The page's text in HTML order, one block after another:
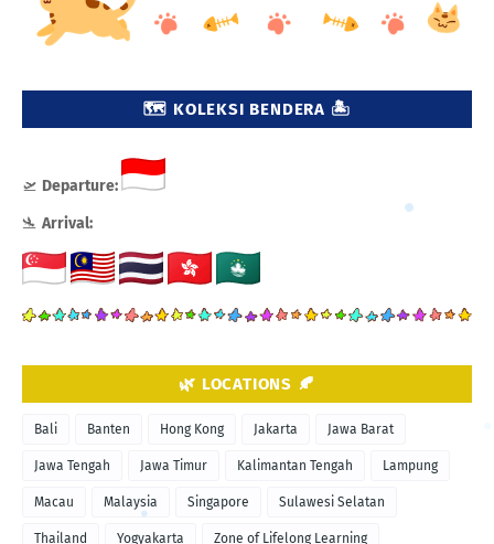
🗺️ KOLEKSI BENDERA 🏝️
🛫 Departure:
🛬 Arrival:
🌿 LOCATIONS 🍂
Bali Banten Hong Kong Jakarta Jawa Barat
Jawa Tengah Jawa Timur Kalimantan Tengah Lampung
Macau Malaysia Singapore Sulawesi Selatan
Thailand Yogyakarta Zone of Lifelong Learning